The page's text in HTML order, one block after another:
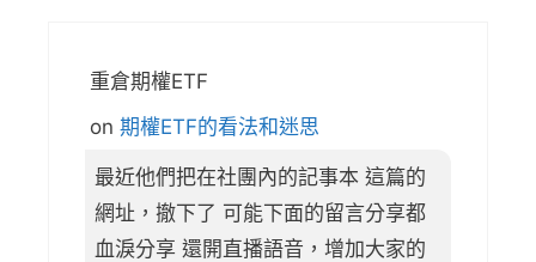
重倉期權ETF
on 期權ETF的看法和迷思
最近他們把在社團內的記事本 這篇的
網址，撤下了 可能下面的留言分享都
血淚分享 還開直播語音，增加大家的